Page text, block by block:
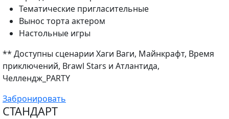
Тематические пригласительные
Вынос торта актером
Настольные игры
** Доступны сценарии Хаги Ваги, Майнкрафт, Время
приключений, Brawl Stars и Атлантида,
Челлендж_PARTY
Забронировать
СТАНДАРТ